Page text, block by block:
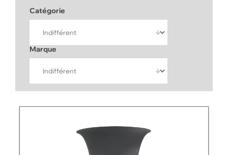
NOS PACKS
ACCESSOIRES ET PIÈCES DÉTACHÉES
Catégorie
Marque